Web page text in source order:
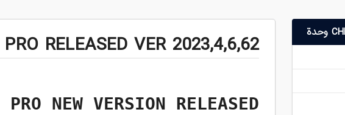
RELEASED VER 2023,4,6,62
PRO NEW VERSION RELEASED!